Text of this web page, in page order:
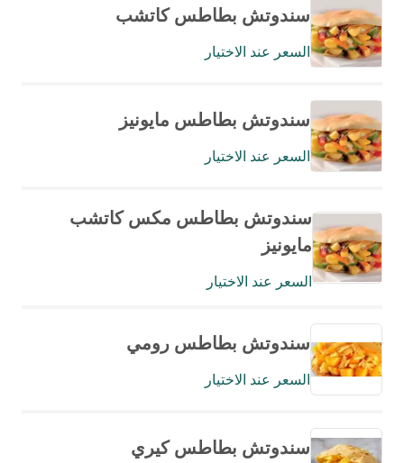
سندوتش بطاطس كاتشب
السعر عند الاختيار
سندوتش بطاطس مايونيز
السعر عند الاختيار
سندوتش بطاطس مكس كاتشب
مايونيز
السعر عند الاختيار
سندوتش بطاطس رومي
السعر عند الاختيار
سندوتش بطاطس كيري